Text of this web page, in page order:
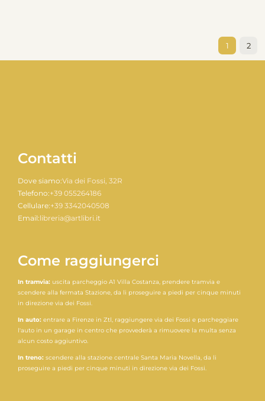
1 2
Contatti
Dove siamo:Via dei Fossi, 32R
Telefono:+39 055264186
Cellulare:+39 3342040508
Email:libreria@artlibri.it
Come raggiungerci
In tramvia: uscita parcheggio A1 Villa Costanza, prendere tramvia e
scendere alla fermata Stazione, da li proseguire a piedi per cinque minuti
in direzione via dei Fossi.
In auto: entrare a Firenze in Ztl, raggiungere via dei Fossi e parcheggiare
l'auto in un garage in centro che provvederà a rimuovere la multa senza
alcun costo aggiuntivo.
In treno: scendere alla stazione centrale Santa Maria Novella, da li
proseguire a piedi per cinque minuti in direzione via dei Fossi.